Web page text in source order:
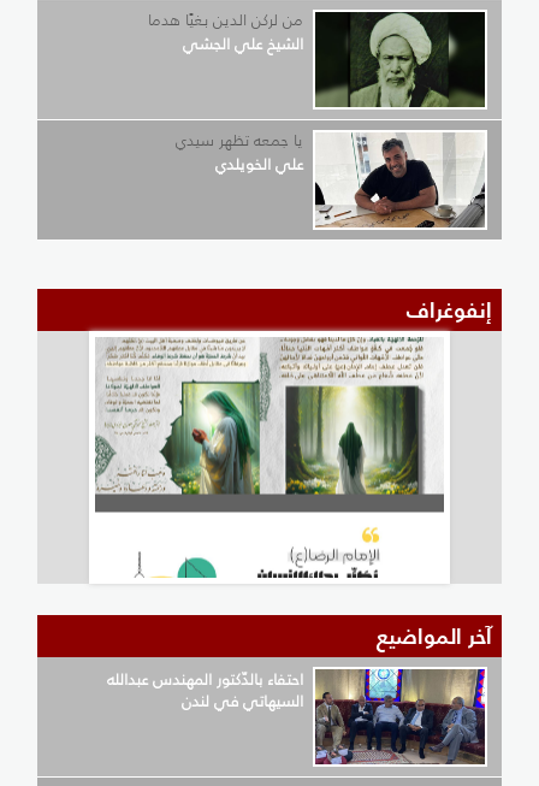
من لركن الدين بغيًا هدما
الشيخ علي الجشي
يا جمعه تظهر سيدي
علي الخويلدي
إنفوغراف
آخر المواضيع
احتفاء بالدّكتور المهندس عبدالله
السيهاتي في لندن